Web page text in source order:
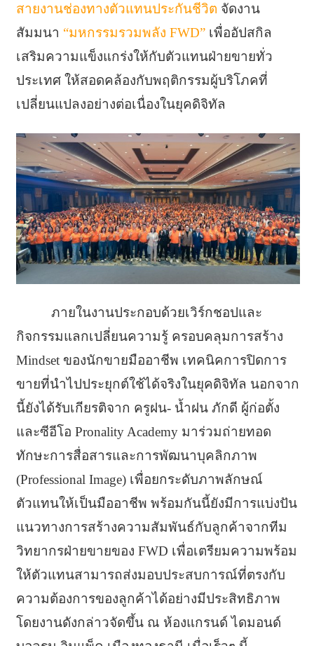
สายงานช่องทางตัวแทนประกันชีวิต จัดงาน
สัมมนา “มหกรรมรวมพลัง FWD”เพื่ออัปสกิล
เสริมความแข็งแกร่งให้กับตัวแทนฝ่ายขายทั่ว
ประเทศ ให้สอดคล้องกับพฤติกรรมผู้บริโภคที่
เปลี่ยนแปลงอย่างต่อเนื่องในยุคดิจิทัล
ภายในงานประกอบด้วยเวิร์กชอปและ
กิจกรรมแลกเปลี่ยนความรู้ ครอบคลุมการสร้าง
Mindset ของนักขายมืออาชีพ เทคนิคการปิดการ
ขายที่นำไปประยุกต์ใช้ได้จริงในยุคดิจิทัล นอกจาก
นี้ยังได้รับเกียรติจาก ครูฝน- น้ำฝน ภักดี ผู้ก่อตั้ง
และซีอีโอ Pronality Academy มาร่วมถ่ายทอด
ทักษะการสื่อสารและการพัฒนาบุคลิกภาพ
(Professional Image) เพื่อยกระดับภาพลักษณ์
ตัวแทนให้เป็นมืออาชีพ พร้อมกันนี้ยังมีการแบ่งปัน
แนวทางการสร้างความสัมพันธ์กับลูกค้าจากทีม
วิทยากรฝ่ายขายของ FWD เพื่อเตรียมความพร้อม
ให้ตัวแทนสามารถส่งมอบประสบการณ์ที่ตรงกับ
ความต้องการของลูกค้าได้อย่างมีประสิทธิภาพ
โดยงานดังกล่าวจัดขึ้น ณ ห้องแกรนด์ ไดมอนด์